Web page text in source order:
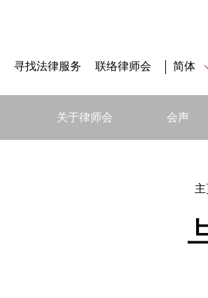
寻找法律服务 联络律师会 简体
关于律师会 会声